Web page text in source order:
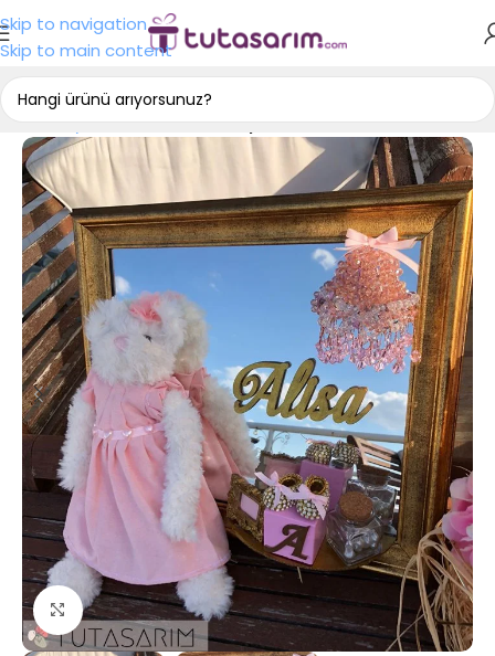
Skip to navigation
Skip to main content
Ana Sayfa Bebek Odası Kapı Süsü
Click to enlarge